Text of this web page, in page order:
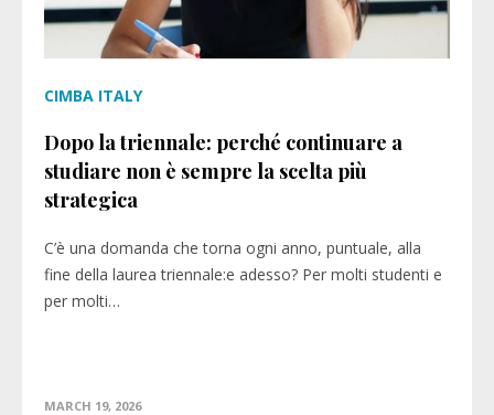
CIMBA ITALY
Dopo la triennale: perché continuare a
studiare non è sempre la scelta più
strategica
C’è una domanda che torna ogni anno, puntuale, alla
fine della laurea triennale:e adesso? Per molti studenti e
per molti…
MARCH 19, 2026